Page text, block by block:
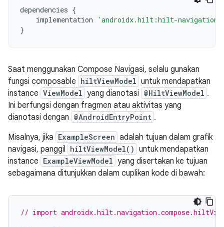
dependencies {
implementation
'androidx.hilt:hilt-navigation-
}
Saat menggunakan Compose Navigasi, selalu gunakan
fungsi composable hiltViewModel untuk mendapatkan
instance ViewModel yang dianotasi @HiltViewModel .
Ini berfungsi dengan fragmen atau aktivitas yang
dianotasi dengan @AndroidEntryPoint .
Misalnya, jika ExampleScreen adalah tujuan dalam grafik
navigasi, panggil hiltViewModel() untuk mendapatkan
instance ExampleViewModel yang disertakan ke tujuan
sebagaimana ditunjukkan dalam cuplikan kode di bawah:
// import